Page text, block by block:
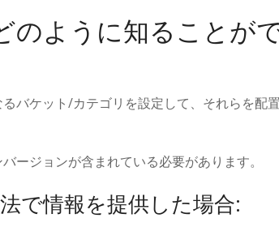
のように知ることが
バケット/カテゴリを設定して、それらを配
ージョンが含まれている必要があります。
で情報を提供した場合: